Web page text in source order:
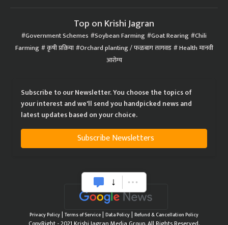
Top on Krishi Jagran
Government Schemes Soybean Farming Goat Rearing Chili
Farming कृषी प्रक्रिया Orchard planting / फळबाग लागवड Health मानवी
आरोग्य
Subscribe to our Newsletter. You choose the topics of
your interest and we'll send you handpicked news and
latest updates based on your choice.
Subscribe Newsletters
Privacy Policy| Terms of Service| Data Policy| Refund & Cancellation Policy